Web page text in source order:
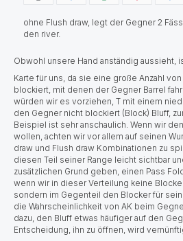
ohne Flush draw, legt der Gegner 2
den river.
Obwohl unsere Hand anständig aussieht,
Karte für uns, da sie eine große Anzahl
blockiert, mit denen der Gegner Barrel
würden wir es vorziehen, T mit einem
den Gegner nicht blockiert (Block) Bluff,
Beispiel ist sehr anschaulich. Wenn wir
wollen, achten wir vor allem auf seinen
draw und Flush draw Kombinationen zu
diesen Teil seiner Range leicht sichtbar
zusätzlichen Grund geben, einen Pass
wenn wir in dieser Verteilung keine
sondern im Gegenteil den Blocker für sein
die Wahrscheinlichkeit von AK beim
dazu, den Bluff etwas häufiger auf den
Entscheidung, ihn zu öffnen, wird